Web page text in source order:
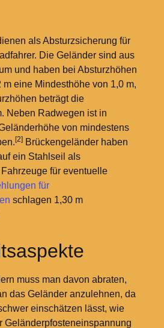
als Absturzsicherung für
Die Geländer sind aus
und haben bei Absturzhöhen
m eine Mindesthöhe von 1,0 m,
beträgt die
Neben Radwegen ist in
von mindestens
[2]Brückengeländer haben
ein Stahlseil als
für eventuelle
für
schlagen 1,30 m
muss man davon abraten,
das Geländer anzulehnen, da
einschätzen lässt, wie
Geländerpfosteneinspannung